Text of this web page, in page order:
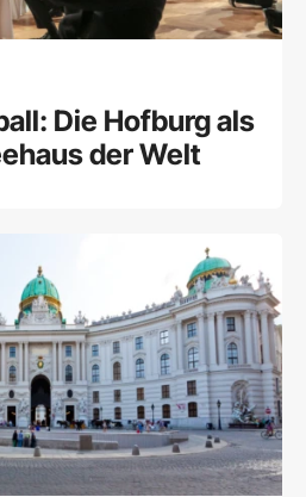
Die Hofburg als
der Welt